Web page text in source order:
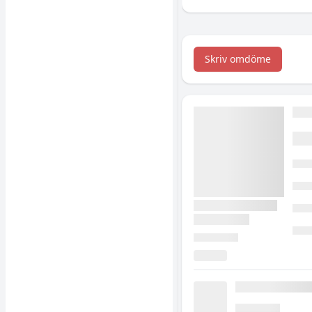
rätt (inklusive varför du
Skriv omdöme